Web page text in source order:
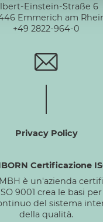
Einstein-Straße 6
Emmerich am
+49 2822-964-0
Privacy Policy
Certificazione
è un'azienda
9001 crea le basi
del sistema
della qualità.